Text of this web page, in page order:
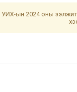
ын 2024 оны ээлжит